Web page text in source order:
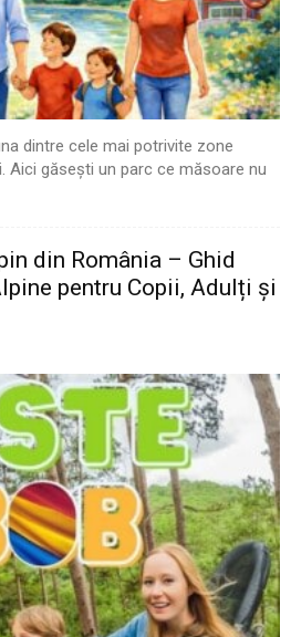
dintre cele mai potrivite zone
Aici găsești un parc ce măsoare nu
din România – Ghid
pentru Copii, Adulți și